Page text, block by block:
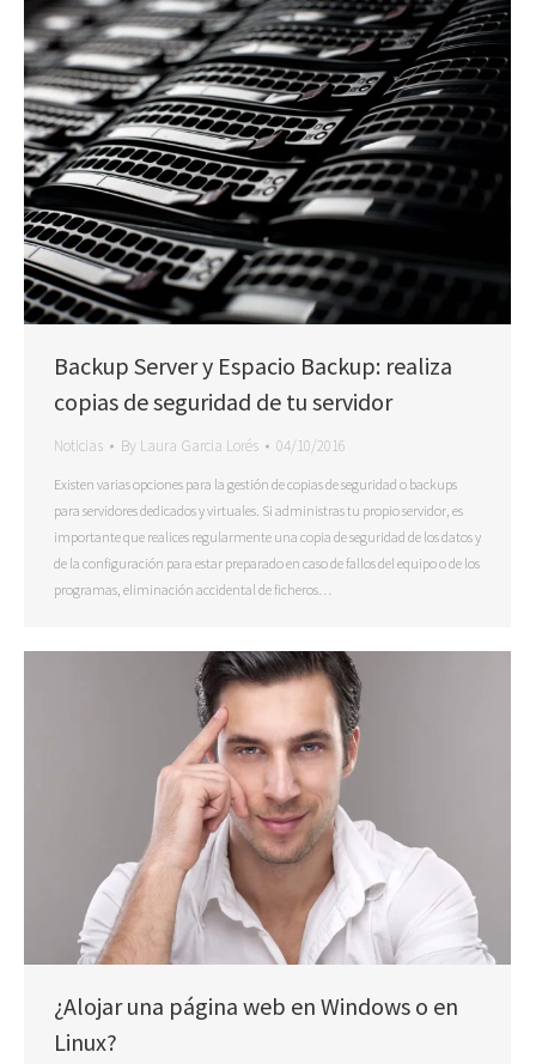
Backup Server y Espacio Backup: realiza
copias de seguridad de tu servidor
Noticias By Laura Garcia Lorés 04/10/2016
Existen varias opciones para la gestión de copias de seguridad o backups
para servidores dedicados y virtuales. Si administras tu propio servidor, es
importante que realices regularmente una copia de seguridad de los datos y
de la configuración para estar preparado en caso de fallos del equipo o de los
programas, eliminación accidental de ficheros…
¿Alojar una página web en Windows o en
Linux?